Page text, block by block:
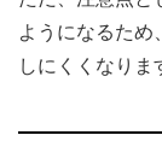
ようになるため
しにくくなりま